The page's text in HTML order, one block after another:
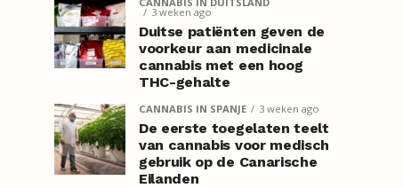
3 weken ago
Duitse patiënten geven de
voorkeur aan medicinale
cannabis met een hoog
THC-gehalte
CANNABIS IN SPANJE 3 weken ago
De eerste toegelaten teelt
van cannabis voor medisch
gebruik op de Canarische
Eilanden